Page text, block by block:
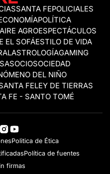
SANTA FEPOLICIALES
POLÍTICA
AGROESPECTÁCULOS
EL SOFÁESTILO DE VIDA
ASTROLOGÍAGAMING
OCIOSOCIEDAD
DEL NIÑO
FELEY DE TIERRAS
FE - SANTO TOMÉ
Politica de Ética
Política de fuentes
firmas